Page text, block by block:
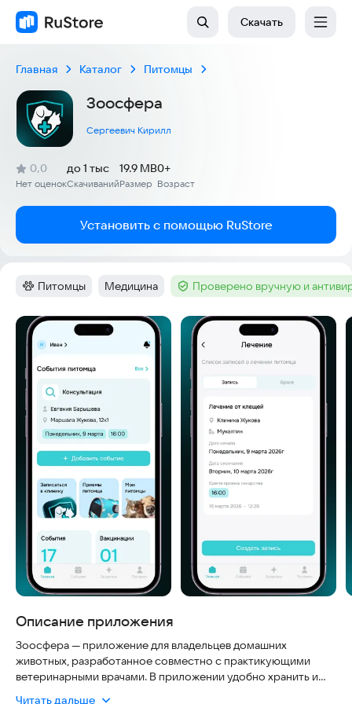
Скачать
Главная Каталог Питомцы
Зоосфера
Сергеевич Кирилл
Рейтинг:
0,0
(
Нет оценок
)
Скачиваний
до 1 тыс
Размер
19.9 MB
Возраст
0+
Установить с помощью RuStore
Категория:
Питомцы Тег:
Медицина Тег :Проверено вручную и
Скриншоты
Описание приложения
Зоосфера — приложение для владельцев домашних
животных, разработанное совместно с практикующими
ветеринарными врачами. В приложении удобно хранить и
Читать дальше